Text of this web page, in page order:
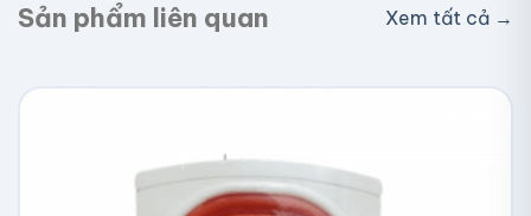
Sản phẩm liên quan Xem tất cả →